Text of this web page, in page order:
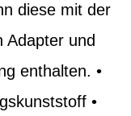
diese mit der
Adapter und
enthalten. •
•